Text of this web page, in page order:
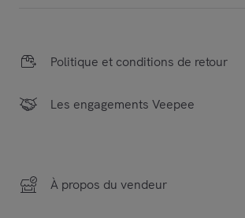
Politique et conditions de retour
Les engagements Veepee
À propos du vendeur